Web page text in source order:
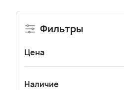
Фильтры
Цена
Наличие